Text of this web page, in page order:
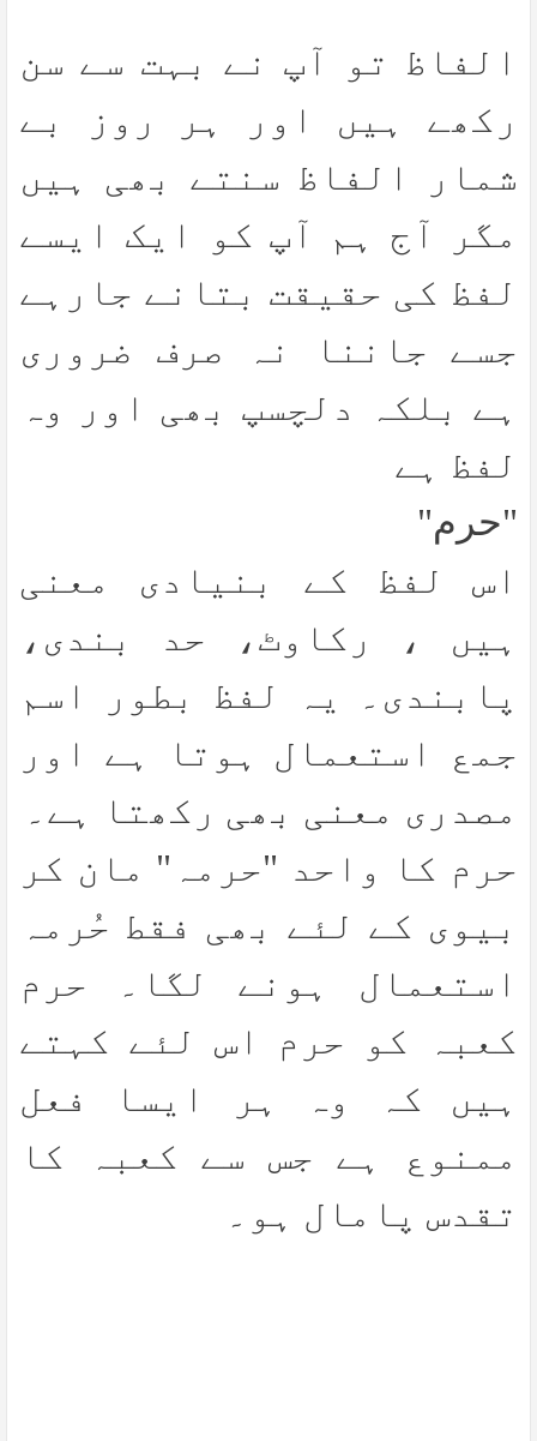
الفاظ تو آپ نے بہت سے سن
رکھے ہیں اور ہر روز بے
شمار الفاظ سنتے بھی ہیں
مگر آج ہم آپ کو ایک ایسے
لفظ کی حقیقت بتانے جارہے
جسے جاننا نہ صرف ضروری
ہے بلکہ دلچسپ بھی اور وہ
لفظ ہے
"حرم"
اس لفظ کے بنیادی معنی
ہیں ، رکاوٹ، حد بندی،
پابندی۔ یہ لفظ بطور اسم
جمع استعمال ہوتا ہے اور
مصدری معنی بھی رکھتا ہے۔
حرم کا واحد "حرمہ" مان کر
بیوی کے لئے بھی فقط حُرمہ
استعمال ہونے لگا۔ حرم
کعبہ کو حرم اس لئے کہتے
ہیں کہ وہ ہر ایسا فعل
ممنوع ہے جس سے کعبہ کا
تقدس پامال ہو۔